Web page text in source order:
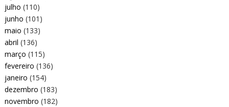
julho (110)
junho (101)
maio (133)
abril (136)
março (115)
fevereiro (136)
janeiro (154)
dezembro (183)
novembro (182)